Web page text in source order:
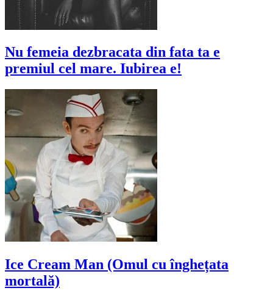
Nu femeia dezbracata din fata ta e
premiul cel mare. Iubirea e!
Ice Cream Man (Omul cu înghețata
mortală)